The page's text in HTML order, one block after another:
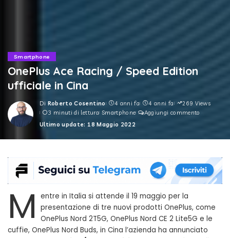
Smartphone
OnePlus Ace Racing / Speed Edition
ufficiale in Cina
Posted
by
Di Roberto Cosentino 4 anni fa 4 anni fa
269 Views
3 minuti di lettura Smartphone
Aggiungi commento
Ultimo update: 18 Maggio 2022
M
entre in Italia si attende il 19 maggio per la
presentazione di tre nuovi prodotti OnePlus, come
OnePlus Nord 2T5G, OnePlus Nord CE 2 Lite5G e le
cuffie, OnePlus Nord Buds, in Cina l’azienda ha annunciato